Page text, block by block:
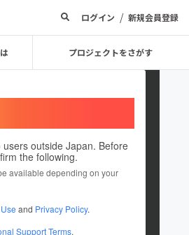
ログイン / 新規会員登録
プロジェクトをさがす
outside Japan. Before
the following.
available depending on your
and Privacy Policy.
Support Terms.
monnys
クトを投稿しています